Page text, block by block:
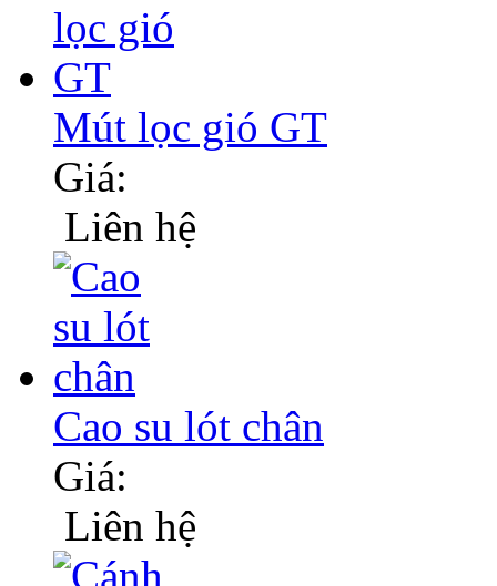
Mút lọc gió GT
Giá:
Liên hệ
Cao su lót chân
Giá:
Liên hệ